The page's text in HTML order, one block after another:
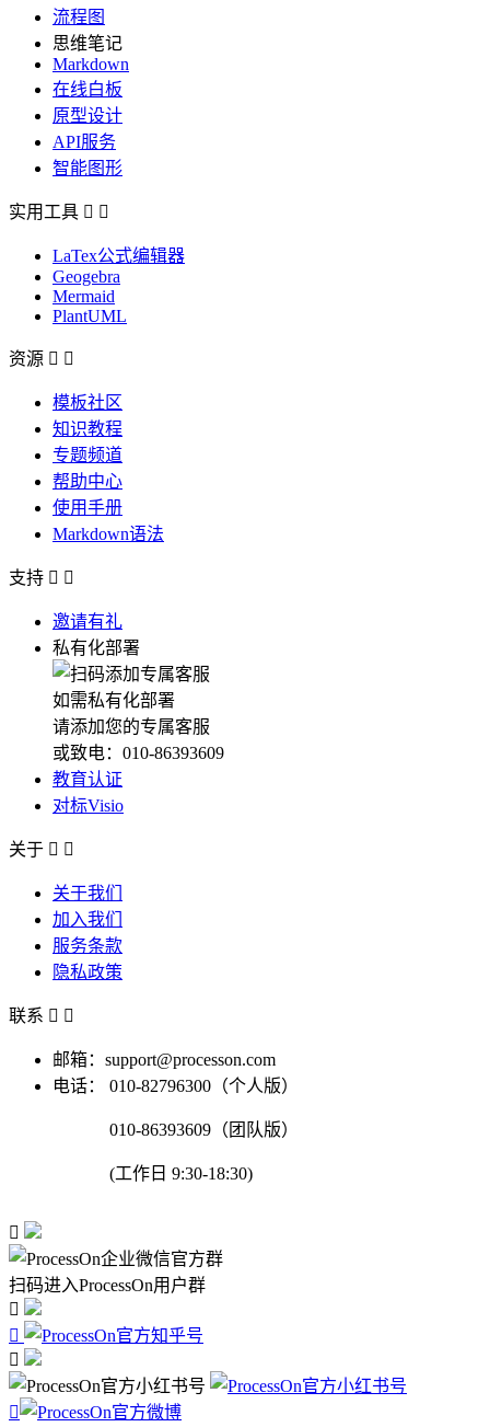
流程图
思维笔记
Markdown
在线白板
原型设计
API服务
智能图形
实用工具  
LaTex公式编辑器
Geogebra
Mermaid
PlantUML
资源  
模板社区
知识教程
专题频道
帮助中心
使用手册
Markdown语法
支持  
邀请有礼
私有化部署
如需私有化部署
请添加您的专属客服
或致电：010-86393609
教育认证
对标Visio
关于  
关于我们
加入我们
服务条款
隐私政策
联系  
邮箱：support@processon.com
电话：
010-82796300（个人版）
010-86393609（团队版）
(工作日 9:30-18:30)

扫码进入ProcessOn用户群



